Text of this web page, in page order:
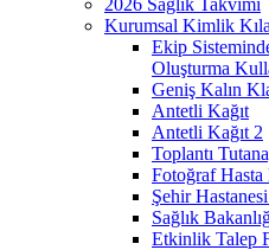
Kurumsal Kimlik
Ekip
Oluşturma
Geniş Kalın
Antetli Kağıt
Antetli Kağıt 2
Toplantı
Fotoğraf
Şehir
Sağlık
Etkinlik Talep